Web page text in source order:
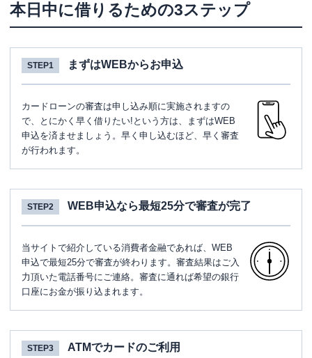
本日中に借りるための3ステップ
STEP1 まずはWEBからお申込
カードローンの審査は申し込み順に実施されますの
で、とにかく早く借りたい!という方は、まずはWEB
申込を済ませましょう。早く申し込むほど、早く審査
が行われます。
STEP2 WEB申込なら最短25分で審査が完了
当サイトで紹介している消費者金融であれば、WEB
申込で最短25分で審査が終わります。審査結果はご入
力頂いた電話番号にご連絡。審査に通れば希望の銀行
口座にお金が振り込まれます。
STEP3 ATMでカードのご利用